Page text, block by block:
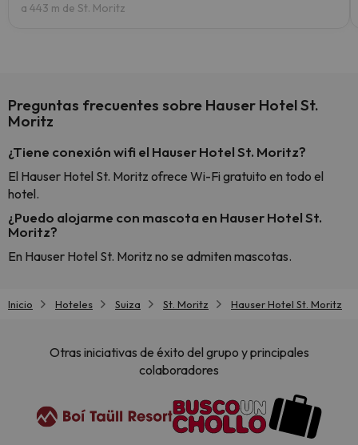
a 443 m de St. Moritz
Preguntas frecuentes sobre Hauser Hotel St.
Moritz
¿Tiene conexión wifi el Hauser Hotel St. Moritz?
El Hauser Hotel St. Moritz ofrece Wi-Fi gratuito en todo el
hotel.
¿Puedo alojarme con mascota en Hauser Hotel St.
Moritz?
En Hauser Hotel St. Moritz no se admiten mascotas.
Inicio Hoteles Suiza St. Moritz Hauser Hotel St. Moritz
Otras iniciativas de éxito del grupo y principales
colaboradores